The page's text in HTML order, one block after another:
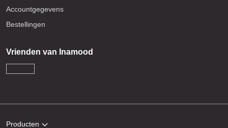
Accountgegevens
Bestellingen
Vrienden van Inamood
Producten